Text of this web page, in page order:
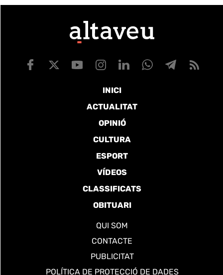
INICI
ACTUALITAT
OPINIÓ
CULTURA
ESPORT
VÍDEOS
CLASSIFICATS
OBITUARI
QUI SOM
CONTACTE
PUBLICITAT
POLÍTICA DE PROTECCIÓ DE DADES